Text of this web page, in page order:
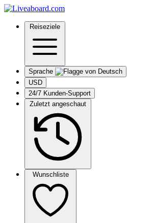
Reiseziele
Sprache
USD
24/7 Kunden-Support
Zuletzt angeschaut
Wunschliste